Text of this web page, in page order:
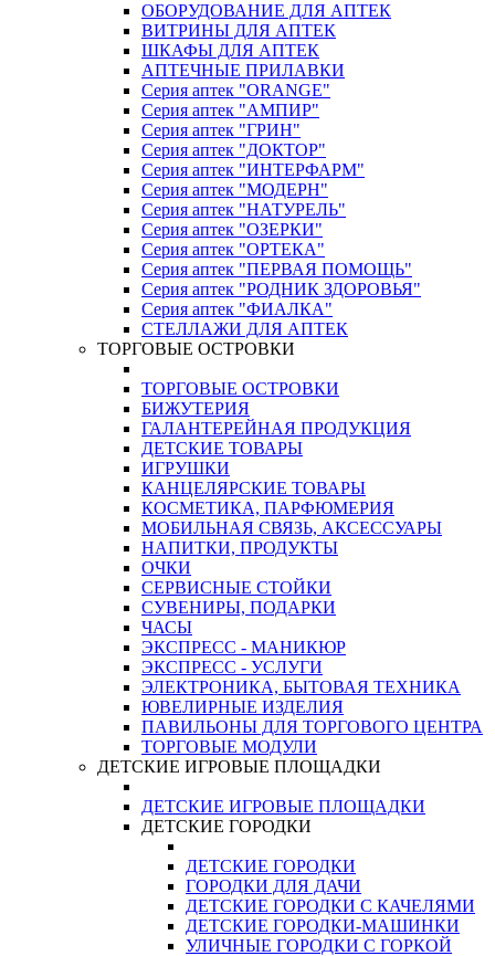
ОБОРУДОВАНИЕ ДЛЯ АПТЕК
ВИТРИНЫ ДЛЯ АПТЕК
ШКАФЫ ДЛЯ АПТЕК
АПТЕЧНЫЕ ПРИЛАВКИ
Серия аптек "ORANGE"
Серия аптек "АМПИР"
Серия аптек "ГРИН"
Серия аптек "ДОКТОР"
Серия аптек "ИНТЕРФАРМ"
Серия аптек "МОДЕРН"
Серия аптек "НАТУРЕЛЬ"
Серия аптек "ОЗЕРКИ"
Серия аптек "ОРТЕКА"
Серия аптек "ПЕРВАЯ ПОМОЩЬ"
Серия аптек "РОДНИК ЗДОРОВЬЯ"
Серия аптек "ФИАЛКА"
СТЕЛЛАЖИ ДЛЯ АПТЕК
ТОРГОВЫЕ ОСТРОВКИ
ТОРГОВЫЕ ОСТРОВКИ
БИЖУТЕРИЯ
ГАЛАНТЕРЕЙНАЯ ПРОДУКЦИЯ
ДЕТСКИЕ ТОВАРЫ
ИГРУШКИ
КАНЦЕЛЯРСКИЕ ТОВАРЫ
КОСМЕТИКА, ПАРФЮМЕРИЯ
МОБИЛЬНАЯ СВЯЗЬ, АКСЕССУАРЫ
НАПИТКИ, ПРОДУКТЫ
ОЧКИ
СЕРВИСНЫЕ СТОЙКИ
СУВЕНИРЫ, ПОДАРКИ
ЧАСЫ
ЭКСПРЕСС - МАНИКЮР
ЭКСПРЕСС - УСЛУГИ
ЭЛЕКТРОНИКА, БЫТОВАЯ ТЕХНИКА
ЮВЕЛИРНЫЕ ИЗДЕЛИЯ
ПАВИЛЬОНЫ ДЛЯ ТОРГОВОГО ЦЕНТРА
ТОРГОВЫЕ МОДУЛИ
ДЕТСКИЕ ИГРОВЫЕ ПЛОЩАДКИ
ДЕТСКИЕ ИГРОВЫЕ ПЛОЩАДКИ
ДЕТСКИЕ ГОРОДКИ
ДЕТСКИЕ ГОРОДКИ
ГОРОДКИ ДЛЯ ДАЧИ
ДЕТСКИЕ ГОРОДКИ С КАЧЕЛЯМИ
ДЕТСКИЕ ГОРОДКИ-МАШИНКИ
УЛИЧНЫЕ ГОРОДКИ С ГОРКОЙ